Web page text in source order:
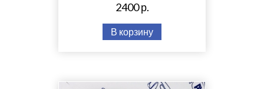
2400 р.
В корзину